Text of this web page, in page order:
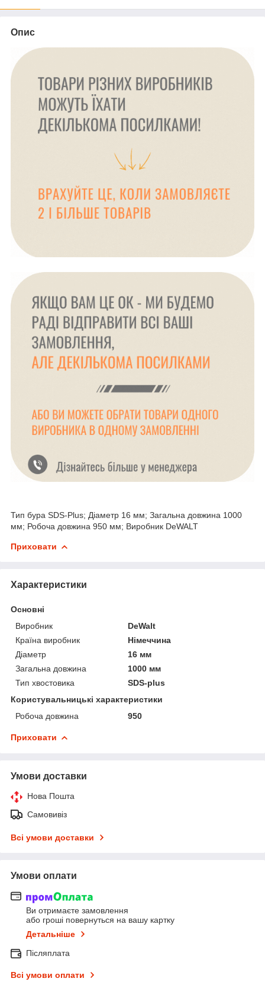
Опис
Тип бура SDS-Plus; Діаметр 16 мм; Загальна довжина 1000
мм; Робоча довжина 950 мм; Виробник DeWALT
Приховати
Характеристики
Основні
Виробник
DeWalt
Країна виробник
Німеччина
Діаметр
16 мм
Загальна довжина
1000 мм
Тип хвостовика
SDS-plus
Користувальницькі характеристики
Робоча довжина
950
Приховати
Умови доставки
Нова Пошта
Самовивіз
Всі умови доставки
Умови оплати
Ви отримаєте замовлення
або гроші повернуться на вашу картку
Детальніше
Післяплата
Всі умови оплати